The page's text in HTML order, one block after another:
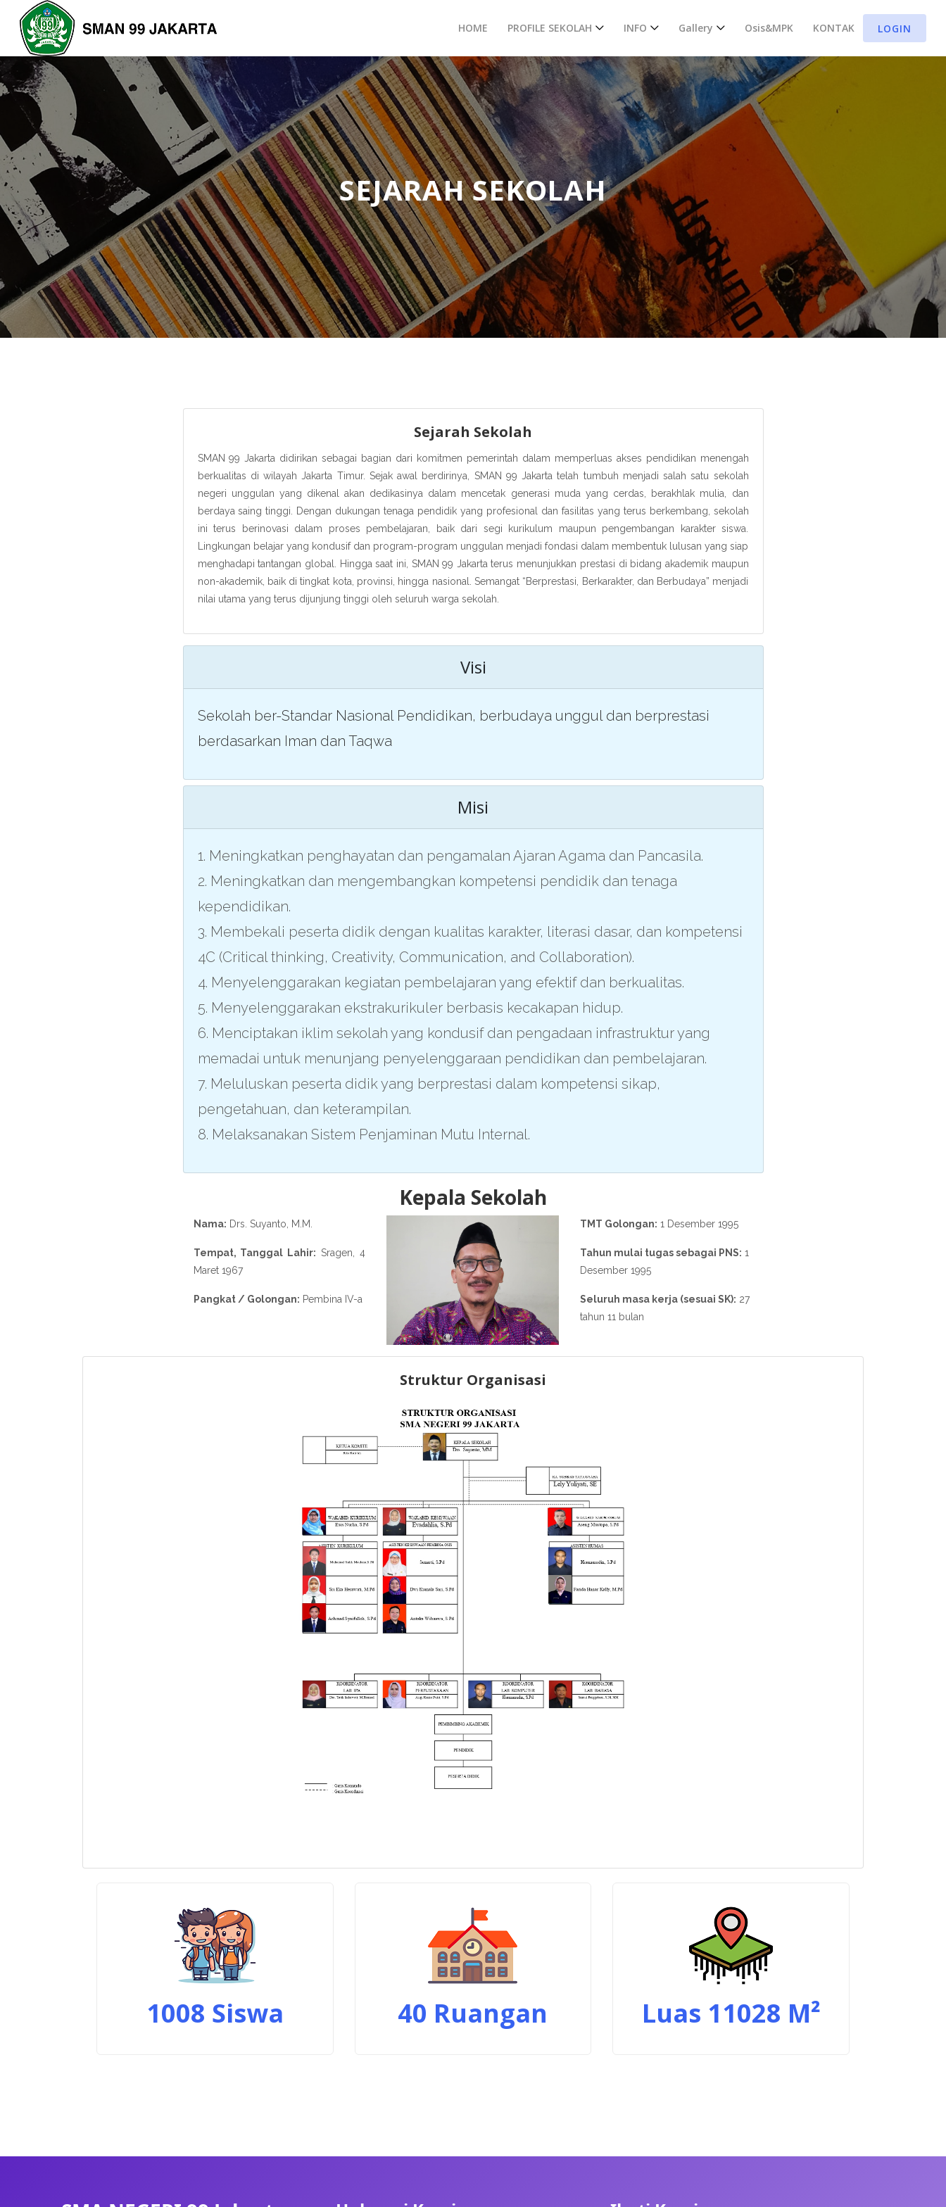
HOME PROFILE SEKOLAH INFO Gallery Osis&MPK KONTAK LOGIN
SEJARAH SEKOLAH
Sejarah Sekolah
SMAN 99 Jakarta didirikan sebagai bagian dari komitmen pemerintah dalam memperluas akses pendidikan menengah
berkualitas di wilayah Jakarta Timur. Sejak awal berdirinya, SMAN 99 Jakarta telah tumbuh menjadi salah satu sekolah
negeri unggulan yang dikenal akan dedikasinya dalam mencetak generasi muda yang cerdas, berakhlak mulia, dan
berdaya saing tinggi. Dengan dukungan tenaga pendidik yang profesional dan fasilitas yang terus berkembang, sekolah
ini terus berinovasi dalam proses pembelajaran, baik dari segi kurikulum maupun pengembangan karakter siswa.
Lingkungan belajar yang kondusif dan program-program unggulan menjadi fondasi dalam membentuk lulusan yang siap
menghadapi tantangan global. Hingga saat ini, SMAN 99 Jakarta terus menunjukkan prestasi di bidang akademik maupun
non-akademik, baik di tingkat kota, provinsi, hingga nasional. Semangat “Berprestasi, Berkarakter, dan Berbudaya” menjadi
nilai utama yang terus dijunjung tinggi oleh seluruh warga sekolah.
Visi
Sekolah ber-Standar Nasional Pendidikan, berbudaya unggul dan berprestasi
berdasarkan Iman dan Taqwa
Misi
1. Meningkatkan penghayatan dan pengamalan Ajaran Agama dan Pancasila.
2. Meningkatkan dan mengembangkan kompetensi pendidik dan tenaga
kependidikan.
3. Membekali peserta didik dengan kualitas karakter, literasi dasar, dan kompetensi
4C (Critical thinking, Creativity, Communication, and Collaboration).
4. Menyelenggarakan kegiatan pembelajaran yang efektif dan berkualitas.
5. Menyelenggarakan ekstrakurikuler berbasis kecakapan hidup.
6. Menciptakan iklim sekolah yang kondusif dan pengadaan infrastruktur yang
memadai untuk menunjang penyelenggaraan pendidikan dan pembelajaran.
7. Meluluskan peserta didik yang berprestasi dalam kompetensi sikap,
pengetahuan, dan keterampilan.
8. Melaksanakan Sistem Penjaminan Mutu Internal.
Kepala Sekolah
Nama: Drs. Suyanto, M.M.
Tempat, Tanggal Lahir: Sragen, 4
Maret 1967
Pangkat / Golongan: Pembina IV-a
TMT Golongan: 1 Desember 1995
Tahun mulai tugas sebagai PNS: 1
Desember 1995
Seluruh masa kerja (sesuai SK): 27
tahun 11 bulan
Struktur Organisasi
1008 Siswa 40 Ruangan Luas 11028 M²